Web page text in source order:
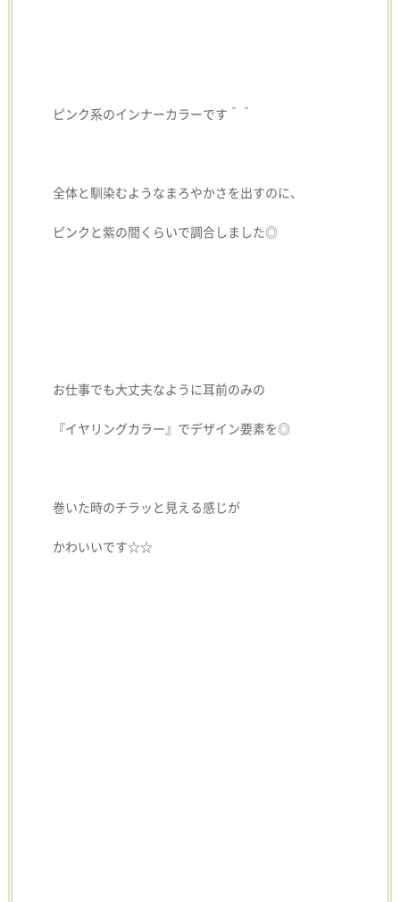
ピンク系のインナーカラーです＾＾
全体と馴染むようなまろやかさを出すのに、
ピンクと紫の間くらいで調合しました◎
お仕事でも大丈夫なように耳前のみの
『イヤリングカラー』でデザイン要素を◎
巻いた時のチラッと見える感じが
かわいいです☆☆